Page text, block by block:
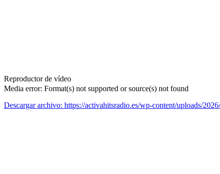
Media error: Format(s) not supported or source(s) not found
Descargar archivo: https://activahitsradio.es/wp-content/uploads/
Reproductor de vídeo